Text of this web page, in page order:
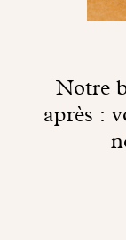
Notre
après :